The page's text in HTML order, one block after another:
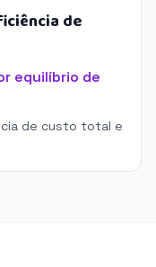
de
equilíbrio de
de custo total e